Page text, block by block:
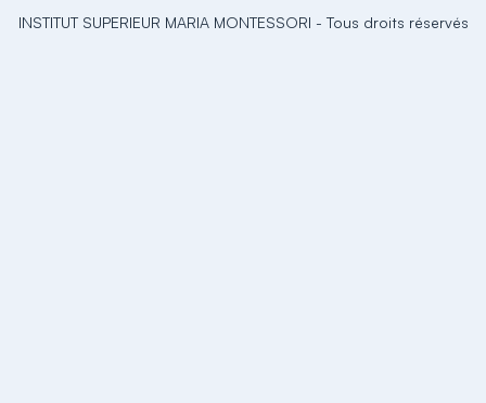
INSTITUT SUPERIEUR MARIA MONTESSORI - Tous droits réservés